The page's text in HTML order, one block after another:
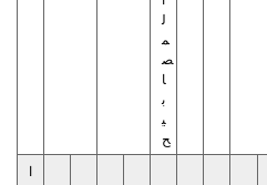
ل
م
ص
ا
ب
ي
ح
ا